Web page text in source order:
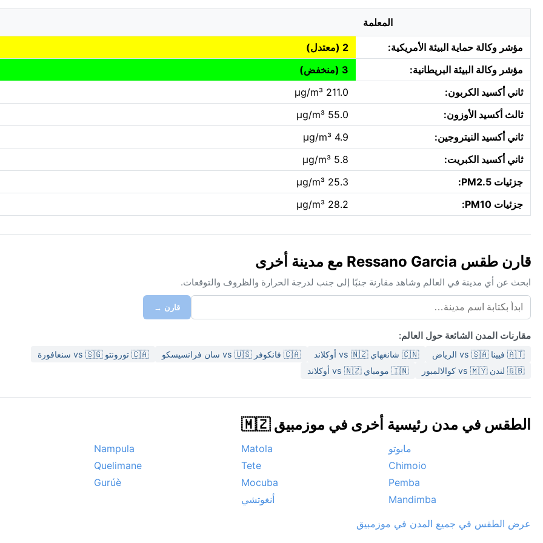
المعلمة
مؤشر وكالة حماية البيئة الأمريكية:
2 (معتدل)
مؤشر وكالة البيئة البريطانية:
3 (منخفض)
ثاني أكسيد الكربون:
211.0 µg/m³
ثالث أكسيد الأوزون:
55.0 µg/m³
ثاني أكسيد النيتروجين:
4.9 µg/m³
ثاني أكسيد الكبريت:
5.8 µg/m³
جزئيات PM2.5:
25.3 µg/m³
جزئيات PM10:
28.2 µg/m³
قارن طقس Ressano Garcia مع مدينة أخرى
ابحث عن أي مدينة في العالم وشاهد مقارنة جنبًا إلى جنب لدرجة الحرارة والظروف والتوقعات.
قارن →
مقارنات المدن الشائعة حول العالم:
🇦🇹 فيينا vs 🇸🇦 الرياض 🇨🇳 شانغهاي vs 🇳🇿 أوكلاند 🇨🇦 فانكوفر vs 🇺🇸 سان فرانسيسكو
🇨🇦 تورونتو vs 🇸🇬 سنغافورة
🇬🇧 لندن vs 🇲🇾 كوالالمبور
🇮🇳 مومباي vs 🇳🇿 أوكلاند
الطقس في مدن رئيسية أخرى في موزمبيق 🇲🇿
مابوتو Matola
Nampula
Chimoio
Tete
Quelimane
Pemba
Mocuba
Gurúè
Mandimba
أنغوتشي
عرض الطقس في جميع المدن في موزمبيق